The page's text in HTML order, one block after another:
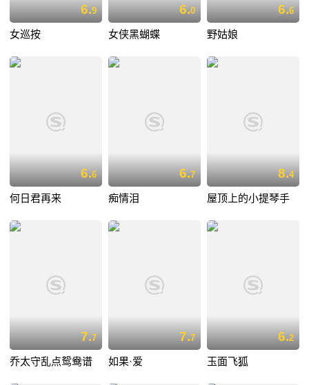
6.9
女巡按
6.0
女侠黑蝴蝶
6.6
野姑娘
6.6
何日君再来
6.7
痴情泪
8.4
屋顶上的小提琴手
7.7
乔太守乱点鸳鸯谱
7.7
如果·爱
6.2
玉面飞狐